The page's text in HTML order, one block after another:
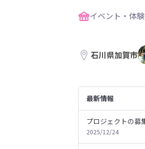
イベント・体験
石川県加賀市
最新情報
プロジェクトの募
2025/12/24